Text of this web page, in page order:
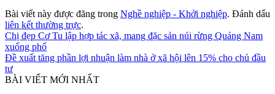
Bài viết này được đăng trong Nghề nghiệp - Khởi nghiệp. Đánh dấu
liên kết thường trực.
Chị đẹp Cơ Tu lập hợp tác xã, mang đặc sản núi rừng Quảng Nam
xuống phố
Đề xuất tăng phần lợi nhuận làm nhà ở xã hội lên 15% cho chủ đầu
tư
BÀI VIẾT MỚI NHẤT